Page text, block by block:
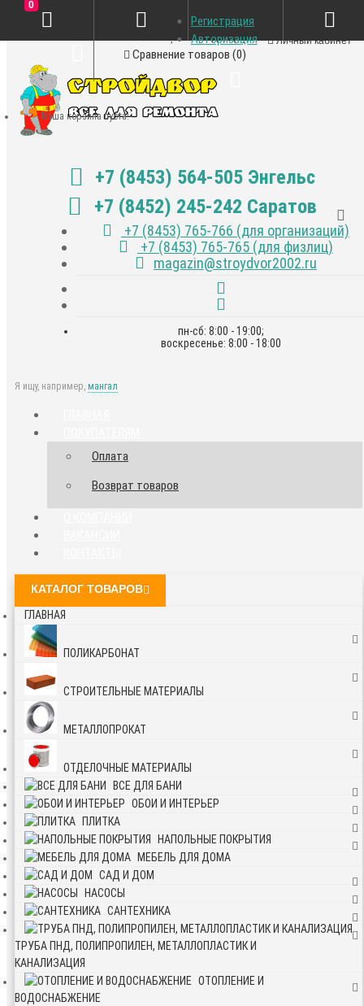
Личный кабинет
Закладки (0)
Сравнение товаров (0)
+7 (8453) 564-505 Энгельс
+7 (8452) 245-242 Саратов
+7 (8453) 765-766 (для организаций)
+7 (8453) 765-765 (для физлиц)
magazin@stroydvor2002.ru
пн-сб: 8:00 - 19:00;
воскресенье: 8:00 - 18:00
Я ищу, например, мангал
Регистрация
Авторизация
0
Ваша корзина пуста!
Оплата
Возврат товаров
КАТАЛОГ ТОВАРОВ
ГЛАВНАЯ
ПОЛИКАРБОНАТ
СТРОИТЕЛЬНЫЕ МАТЕРИАЛЫ
МЕТАЛЛОПРОКАТ
ОТДЕЛОЧНЫЕ МАТЕРИАЛЫ
ВСЕ ДЛЯ БАНИ
ОБОИ И ИНТЕРЬЕР
ПЛИТКА
НАПОЛЬНЫЕ ПОКРЫТИЯ
МЕБЕЛЬ ДЛЯ ДОМА
САД И ДОМ
НАСОСЫ
САНТЕХНИКА
ТРУБА ПНД, ПОЛИПРОПИЛЕН, МЕТАЛЛОПЛАСТИК И
КАНАЛИЗАЦИЯ
ОТОПЛЕНИЕ И
ВОДОСНАБЖЕНИЕ